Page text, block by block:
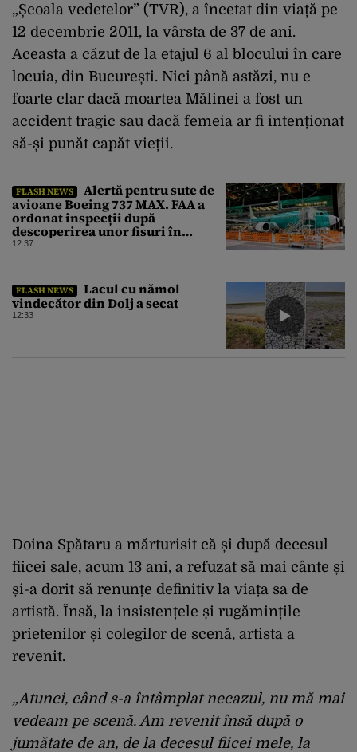
„Școala vedetelor” (TVR), a încetat din viață pe
12 decembrie 2011, la vârsta de 37 de ani.
Aceasta a căzut de la etajul 6 al blocului în care
locuia, din București. Nici până astăzi, nu e
foarte clar dacă moartea Mălinei a fost un
accident tragic sau dacă femeia ar fi intenționat
să-și punăt capăt vieții.
FLASH NEWS
Alertă pentru sute de
avioane Boeing 737 MAX. FAA a
ordonat inspecții după
descoperirea unor fisuri în
structura principală a
12:37
FLASH NEWS
Lacul cu nămol
vindecător din Dolj a secat
12:33
Doina Spătaru a mărturisit că și după decesul
fiicei sale, acum 13 ani, a refuzat să mai cânte și
și-a dorit să renunțe definitiv la viața sa de
artistă. Însă, la insistențele și rugămințile
prietenilor și colegilor de scenă, artista a
revenit.
„Atunci, când s-a întâmplat necazul, nu mă mai
vedeam pe scenă. Am revenit însă după o
jumătate de an, de la decesul fiicei mele, la